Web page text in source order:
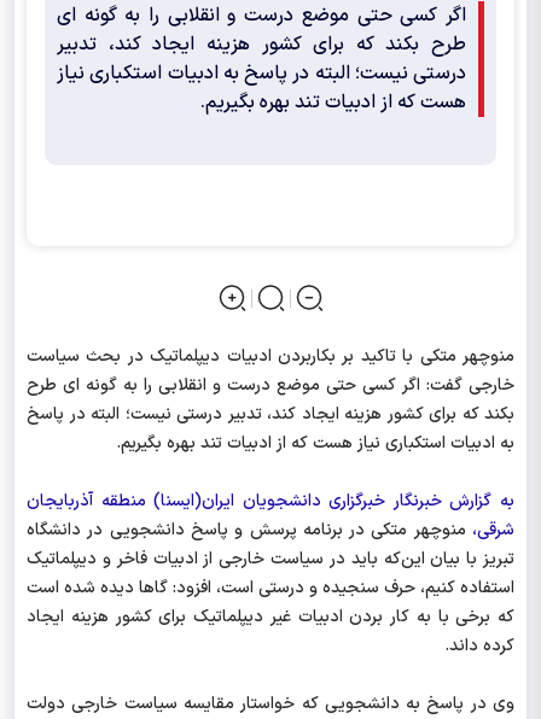
اگر کسی حتی موضع درست و انقلابی را به گونه ای
طرح بکند که برای کشور هزینه ایجاد کند، تدبیر
درستی نیست؛ البته در پاسخ به ادبیات استکباری نیاز
هست که از ادبیات تند بهره بگیریم.
منوچهر متکی با تاکید بر بکاربردن ادبیات دیپلماتیک در بحث سیاست
خارجی گفت: اگر کسی حتی موضع درست و انقلابی را به گونه ای طرح
بکند که برای کشور هزینه ایجاد کند، تدبیر درستی نیست؛ البته در پاسخ
به ادبیات استکباری نیاز هست که از ادبیات تند بهره بگیریم.
به گزارش خبرنگار خبرگزاری دانشجویان ایران(ایسنا) منطقه آذربایجان
شرقی، منوچهر متکی در برنامه پرسش و پاسخ دانشجویی در دانشگاه
تبریز با بیان این‌که باید در سیاست خارجی از ادبیات فاخر و دیپلماتیک
استفاده کنیم، حرف سنجیده و درستی است، افزود: گاها دیده شده است
که برخی با به کار بردن ادبیات غیر دیپلماتیک برای کشور هزینه ایجاد
کرده داند.
وی در پاسخ به دانشجویی که خواستار مقایسه سیاست خارجی دولت